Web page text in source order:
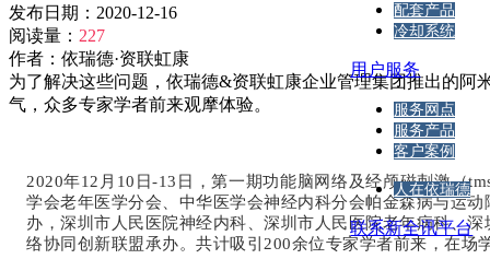
配套产品
冷却系统
用户服务
服务网点
服务产品
客户案例
人在依瑞德
联系新全讯平台
发布日期： 2020-12-16
阅读量： 227
作者： 依瑞德·资联虹康
为了解决这些问题，依瑞德&资联虹康企业管理集团推出的阿
气，众多专家学者前来观摩体验。
2020年12月10日-13日，第一期功能脑网络及经颅磁刺激（
学会老年医学分会、中华医学会神经内科分会帕金森病与运
办，深圳市人民医院神经内科、深圳市人民医院老年病科、
络协同创新联盟承办。共计吸引200余位专家学者前来，在场